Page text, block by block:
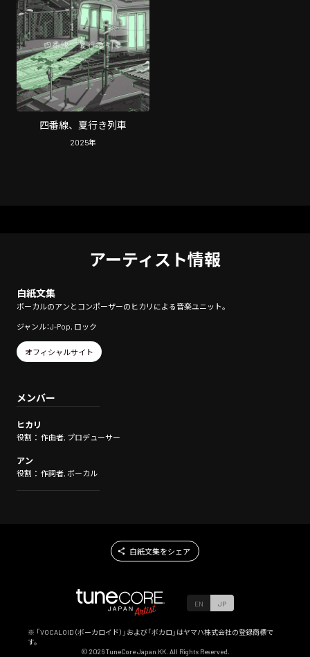
四番線、夏行き列車
2025年
アーティスト情報
白紙文集
ボーカルのアンとコンポーザーのヒカリによる音楽ユニット。
ジャンル：J-Pop, ロック
オフィシャルサイト
メンバー
ヒカリ
役割： 作曲者, プロデューサー
アン
役割： 作詞者, ボーカル
白紙文集をシェア
EN JP
※ 「VOCALOID（ボーカロイド）」および「ボカロ」はヤマハ株式会社の登録商標で
す。
© 2026TuneCore Japan KK. All Rights Reserved.